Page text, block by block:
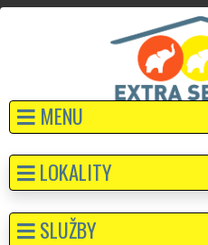
MENU
LOKALITY
SLUŽBY